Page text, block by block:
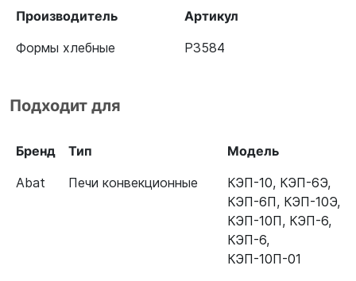
Производитель
Артикул
Формы хлебные
Р3584
Подходит для
Бренд Тип
Модель
Abat
Печи конвекционные КЭП-10, КЭП-6Э,
КЭП-6П, КЭП-10Э,
КЭП-10П, КЭП-6,
КЭП-6,
КЭП-10П-01